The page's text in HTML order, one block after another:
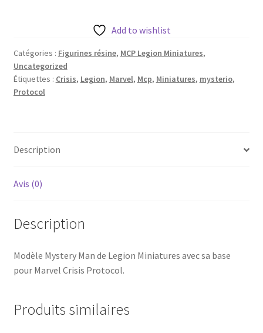
Add to wishlist
Catégories : Figurines résine, MCP Legion Miniatures,
Uncategorized
Étiquettes : Crisis, Legion, Marvel, Mcp, Miniatures, mysterio,
Protocol
Description
Avis (0)
Description
Modèle Mystery Man de Legion Miniatures avec sa base
pour Marvel Crisis Protocol.
Produits similaires